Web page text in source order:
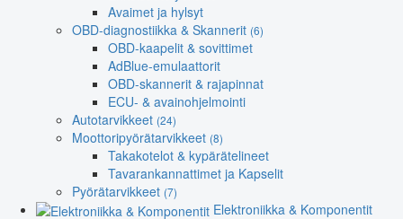
Avaimet ja hylsyt
OBD-diagnostiikka & Skannerit (6)
OBD-kaapelit & sovittimet
AdBlue-emulaattorit
OBD-skannerit & rajapinnat
ECU- & avainohjelmointi
Autotarvikkeet (24)
Moottoripyörätarvikkeet (8)
Takakotelot & kypärätelineet
Tavarankannattimet ja Kapselit
Pyörätarvikkeet (7)
Elektroniikka & Komponentit